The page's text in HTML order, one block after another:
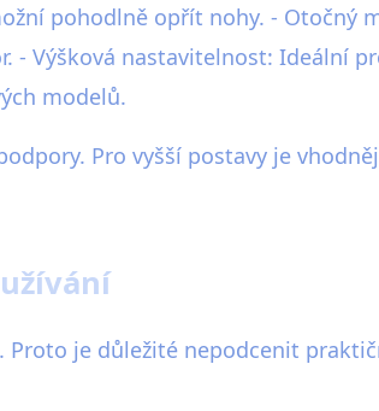
pohodlně opřít nohy. - Otočný
- Výšková nastavitelnost: Ideální
modelů.
Pro vyšší postavy je
Proto je důležité nepodcenit